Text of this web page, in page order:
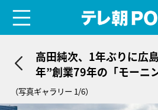
高田純次、1年ぶりに広
年”創業79年の「モーニ
われる喫茶店へ
（写真ギャラリー 1/6）